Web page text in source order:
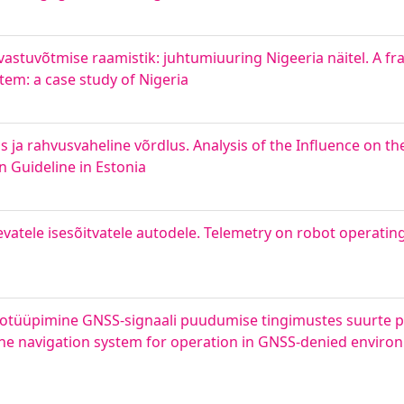
raamistik: juhtumiuuring Nigeeria näitel. A
a case study of Nigeria
ja rahvusvaheline võrdlus. Analysis of the Influence on
Guideline in Estonia
isesõitvatele autodele. Telemetry on robot
GNSS-signaali puudumise tingimustes suurte
navigation system for operation in GNSS-denied